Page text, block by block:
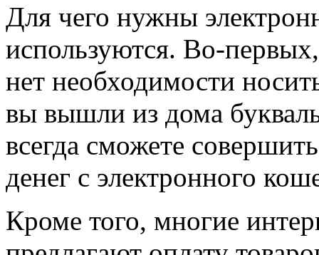
Для чего нужны
используются. Во-
нет необходимости
вы вышли из дома
всегда сможете
денег с электронного
Кроме того, многие